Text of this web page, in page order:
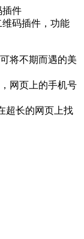
插件
码插件，功能
将不期而遇的美
网页上的手机号
超长的网页上找